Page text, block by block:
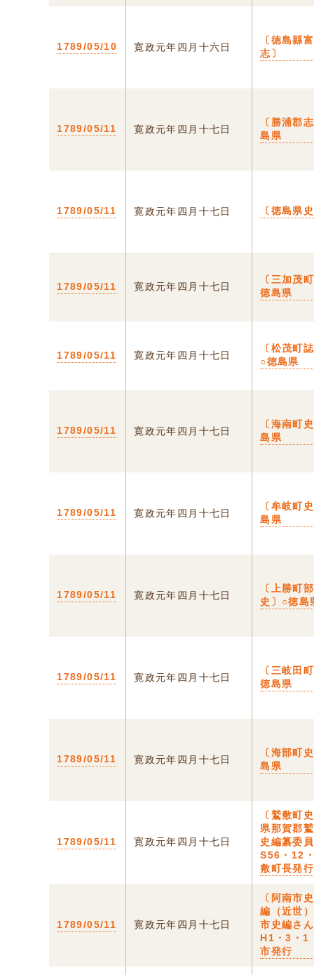
1789/05/10 寛政元年四月十六日
〔徳島縣
志〕
1789/05/11 寛政元年四月十七日
〔勝浦郡
島県
1789/05/11 寛政元年四月十七日 〔徳島県
1789/05/11 寛政元年四月十七日
〔三加茂
徳島県
1789/05/11 寛政元年四月十七日
〔松茂町
○徳島県
1789/05/11 寛政元年四月十七日
〔海南町
島県
1789/05/11 寛政元年四月十七日
〔牟岐町
島県
1789/05/11 寛政元年四月十七日
〔上勝町
史〕○徳島
1789/05/11 寛政元年四月十七日
〔三岐田
徳島県
1789/05/11 寛政元年四月十七日
〔海部町
島県
1789/05/11 寛政元年四月十七日
〔鷲敷町
県那賀郡
史編纂委
S56・12
敷町長発行
1789/05/11 寛政元年四月十七日
〔阿南市
編（近世
市史編さ
H1・3・
市発行